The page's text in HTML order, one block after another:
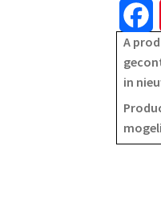
170
x
200
a
c
e
A
in